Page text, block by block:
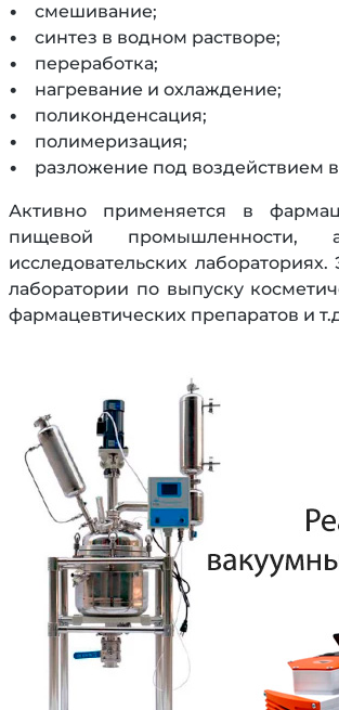
• смешивание;
• синтез в водном растворе;
• переработка;
• нагревание и охлаждение;
• поликонденсация;
• полимеризация;
• разложение под воздействием
Активно применяется в
пищевой
исследовательских лабораториях.
лаборатории по выпуску
фармацевтических препаратов и